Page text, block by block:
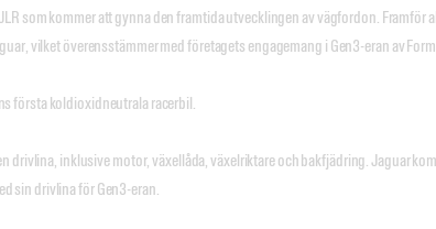
som kommer att gynna den framtida utvecklingen av vägfordon. Framför
vilket överensstämmer med företagets engagemang i Gen3-eran av
första koldioxidneutrala racerbil.
drivlina, inklusive motor, växellåda, växelriktare och bakfjädring. Jaguar
sin drivlina för Gen3-eran.